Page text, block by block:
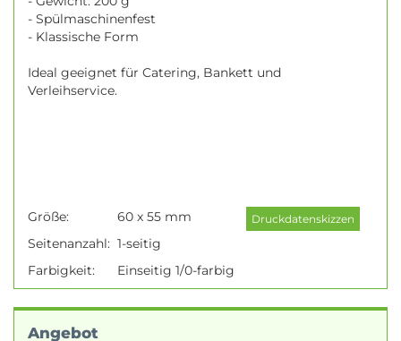
- Spülmaschinenfest
- Klassische Form
Ideal geeignet für Catering, Bankett und
Verleihservice.
Größe:
60 x 55 mm
Seitenanzahl: 1-seitig
Farbigkeit:
Einseitig 1/0-farbig
Angebot